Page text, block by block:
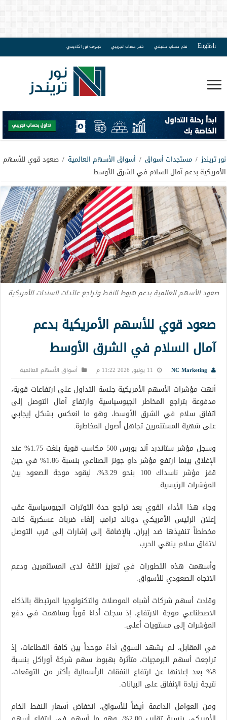
English فتح حساب حقيقي فتح حساب تجريبي دبلومة نور اكاديمي
نور تريندز / مستجدات أسواق / أسواق الأسهم العالمية / صعود قوي للأسهم
الأمريكية بدعم آمال السلام في الشرق الأوسط
صعود الأسهم العالمية بدعم هبوط النفط وتراجع عائدات السندات الأمريكية
صعود قوي للأسهم الأمريكية بدعم
آمال السلام في الشرق الأوسط
NC Marketing 11 يونيو, 2026 11:22 م أسواق الأسهم العالمية
أنهت مؤشرات الأسهم الأمريكية جلسة التداول على ارتفاعات قوية،
مدفوعة بتراجع المخاطر الجيوسياسية وارتفاع آمال التوصل إلى
اتفاق سلام في الشرق الأوسط، وهو ما انعكس بشكل إيجابي
على شهية المستثمرين تجاهل أصول المخاطرة.
وسجل مؤشر ستاندرد آند بورس 500 مكاسب قوية بلغت 1.75% عند
الإغلاق بينما ارتفع مؤشر داو جونز الصناعي بنسبة 1.86% في حين
قفز مؤشر ناسداك 100 بنحو 3.29%، ليقود موجة الصعود بين
المؤشرات الرئيسية.
وجاء هذا الأداء القوي بعد تراجع حدة التوترات الجيوسياسية عقب
إعلان الرئيس الأمريكي دونالد ترامب إلغاء ضربات عسكرية كانت
مخططاً تنفيذها ضد إيران، بالإضافة إلى إشارات إلى قرب التوصل
لاتفاق سلام ينهي الحرب.
وأسهمت هذه التطورات في تعزيز الثقة لدى المستثمرين ودعم
الاتجاه الصعودي للأسواق.
وقادت أسهم شركات أشباه الموصلات والتكنولوجيا المرتبطة بالذكاء
الاصطناعي موجة الارتفاع، إذ سجلت أداءً قوياً وساهمت في دفع
المؤشرات إلى مستويات أعلى.
في المقابل، لم يشهد السوق أداءً موحداً بين كافة القطاعات، إذ
تراجعت أسهم البرمجيات، متأثرة بهبوط سهم شركة أوراكل بنسبة
8% بعد إعلانها عن ارتفاع النفقات الرأسمالية بأكثر من التوقعات،
نتيجة زيادة الإنفاق على البيانات.
ومن العوامل الداعمة أيضاً للأسواق، انخفاض أسعار النفط الخام